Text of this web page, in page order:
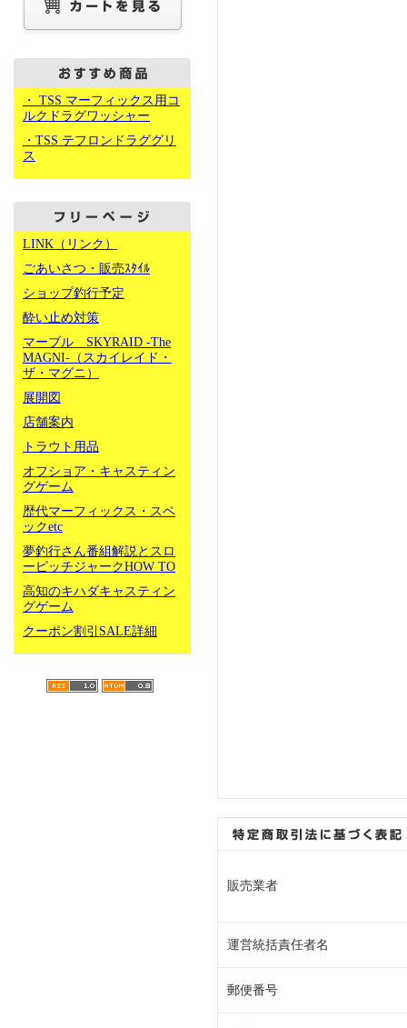
・ TSS マーフィックス用コ
ルクドラグワッシャー
・TSS テフロンドラググリ
ス
LINK（リンク）
ごあいさつ・販売ｽﾀｲﾙ
ショップ釣行予定
酔い止め対策
マーブル SKYRAID -The
MAGNI-（スカイレイド・
ザ・マグニ）
展開図
店舗案内
トラウト用品
オフショア・キャスティン
グゲーム
歴代マーフィックス・スペ
ックetc
夢釣行さん番組解説とスロ
ーピッチジャークHOW TO
高知のキハダキャスティン
グゲーム
クーポン割引SALE詳細
販売業者
運営統括責任者名
郵便番号